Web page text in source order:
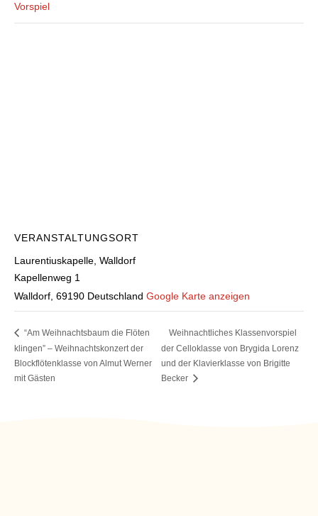
Vorspiel
VERANSTALTUNGSORT
Laurentiuskapelle, Walldorf
Kapellenweg 1
Walldorf 69190 Deutschland Google Karte anzeigen
“Am Weihnachtsbaum die Flöten
klingen” – Weihnachtskonzert der
Blockflötenklasse von Almut Werner
mit Gästen
Weihnachtliches Klassenvorspiel
der Celloklasse von Brygida Lorenz
und der Klavierklasse von Brigitte
Becker